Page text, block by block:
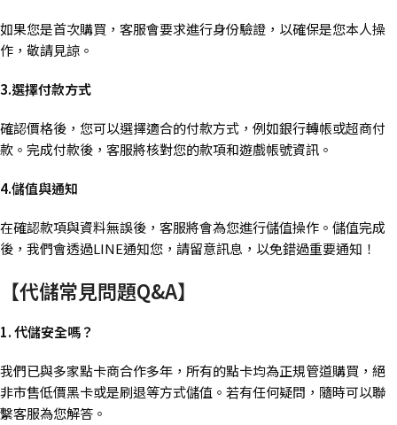
如果您是首次購買，客服會要求進行身份驗證，以確保是您本人操
作，敬請見諒。
3.選擇付款方式
確認價格後，您可以選擇適合的付款方式，例如銀行轉帳或超商付
款。完成付款後，客服將核對您的款項和遊戲帳號資訊。
4.儲值與通知
在確認款項與資料無誤後，客服將會為您進行儲值操作。儲值完成
後，我們會透過LINE通知您，請留意訊息，以免錯過重要通知！
【代儲常見問題Q&A】
1. 代儲安全嗎？
我們已與多家點卡商合作多年，所有的點卡均為正規管道購買，絕
非市售低價黑卡或是刷退等方式儲值。若有任何疑問，隨時可以聯
繫客服為您解答。